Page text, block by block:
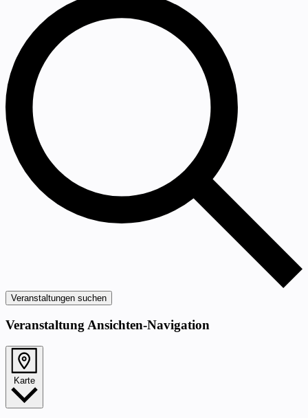
Veranstaltungen suchen
Veranstaltung Ansichten-Navigation
Karte